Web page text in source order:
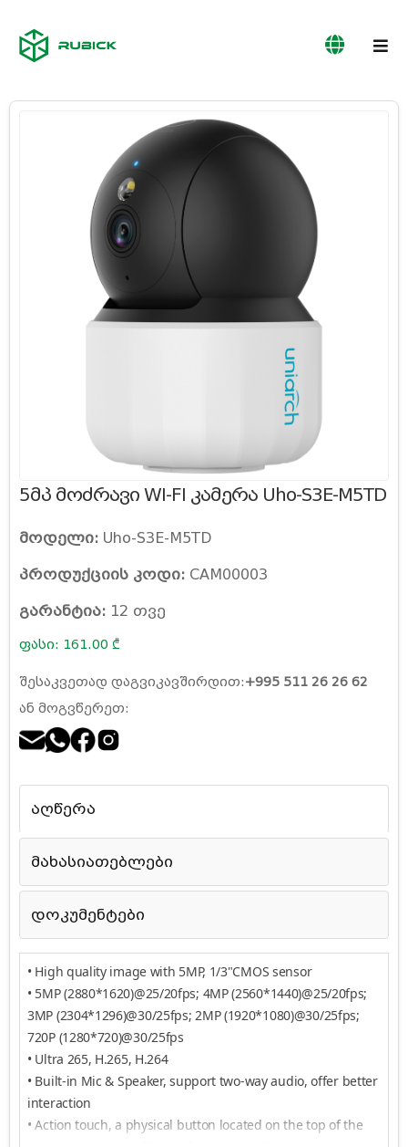
სერვისები
ჩვენს
შესახებ
5მპ მოძრავი WI-FI კამერა Uho-S3E-M5TD
მოდელი: Uho-S3E-M5TD
პროდუქციის კოდი: CAM00003
გარანტია: 12 თვე
ფასი: 161.00 ₾
შესაკვეთად დაგვიკავშირდით:+995 511 26 26 62
ან მოგვწერეთ:
აღწერა
მახასიათებლები
დოკუმენტები
• High quality image with 5MP, 1/3"CMOS sensor
• 5MP (2880*1620)@25/20fps; 4MP (2560*1440)@25/20fps;
3MP (2304*1296)@30/25fps; 2MP (1920*1080)@30/25fps;
720P (1280*720)@30/25fps
• Ultra 265, H.265, H.264
• Built-in Mic & Speaker, support two-way audio, offer better
interaction
• Action touch, a physical button located on the top of the